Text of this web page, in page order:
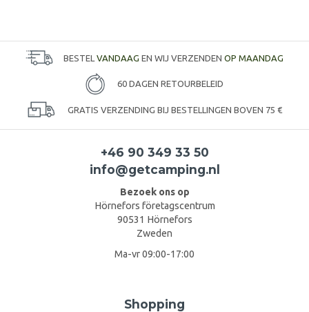
BESTEL VANDAAG EN WIJ VERZENDEN OP MAANDAG
60 DAGEN RETOURBELEID
GRATIS VERZENDING BIJ BESTELLINGEN BOVEN 75 €
+46 90 349 33 50
info@getcamping.nl
Bezoek ons op
Hörnefors företagscentrum
90531 Hörnefors
Zweden
Ma-vr 09:00-17:00
Shopping